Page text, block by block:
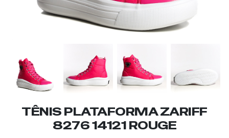
TÊNIS PLATAFORMA ZARIFF
8276 14121 ROUGE